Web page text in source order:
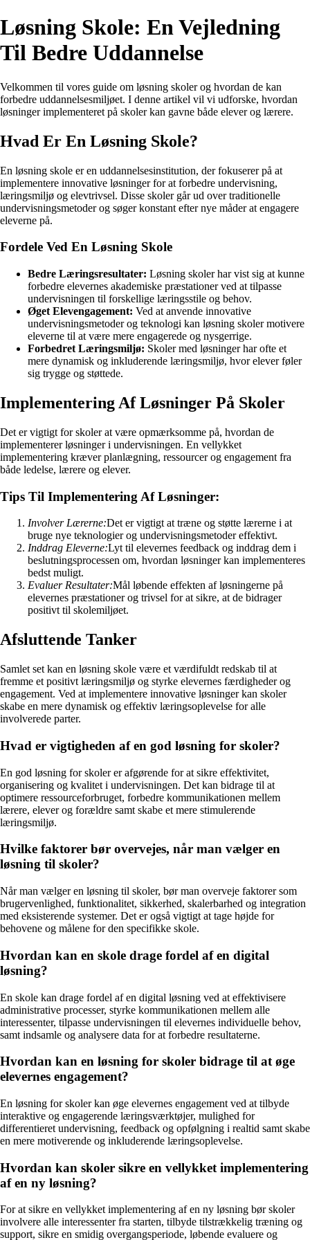
Løsning Skole: En Vejledning
Til Bedre Uddannelse
Velkommen til vores guide om løsning skoler og hvordan de kan
forbedre uddannelsesmiljøet. I denne artikel vil vi udforske, hvordan
løsninger implementeret på skoler kan gavne både elever og lærere.
Hvad Er En Løsning Skole?
En løsning skole er en uddannelsesinstitution, der fokuserer på at
implementere innovative løsninger for at forbedre undervisning,
læringsmiljø og elevtrivsel. Disse skoler går ud over traditionelle
undervisningsmetoder og søger konstant efter nye måder at engagere
eleverne på.
Fordele Ved En Løsning Skole
Bedre Læringsresultater: Løsning skoler har vist sig at kunne
forbedre elevernes akademiske præstationer ved at tilpasse
undervisningen til forskellige læringsstile og behov.
Øget Elevengagement: Ved at anvende innovative
undervisningsmetoder og teknologi kan løsning skoler motivere
eleverne til at være mere engagerede og nysgerrige.
Forbedret Læringsmiljø: Skoler med løsninger har ofte et
mere dynamisk og inkluderende læringsmiljø, hvor elever føler
sig trygge og støttede.
Implementering Af Løsninger På Skoler
Det er vigtigt for skoler at være opmærksomme på, hvordan de
implementerer løsninger i undervisningen. En vellykket
implementering kræver planlægning, ressourcer og engagement fra
både ledelse, lærere og elever.
Tips Til Implementering Af Løsninger:
Involver Lærerne:Det er vigtigt at træne og støtte lærerne i at
bruge nye teknologier og undervisningsmetoder effektivt.
Inddrag Eleverne:Lyt til elevernes feedback og inddrag dem i
beslutningsprocessen om, hvordan løsninger kan implementeres
bedst muligt.
Evaluer Resultater:Mål løbende effekten af løsningerne på
elevernes præstationer og trivsel for at sikre, at de bidrager
positivt til skolemiljøet.
Afsluttende Tanker
Samlet set kan en løsning skole være et værdifuldt redskab til at
fremme et positivt læringsmiljø og styrke elevernes færdigheder og
engagement. Ved at implementere innovative løsninger kan skoler
skabe en mere dynamisk og effektiv læringsoplevelse for alle
involverede parter.
Hvad er vigtigheden af en god løsning for skoler?
En god løsning for skoler er afgørende for at sikre effektivitet,
organisering og kvalitet i undervisningen. Det kan bidrage til at
optimere ressourceforbruget, forbedre kommunikationen mellem
lærere, elever og forældre samt skabe et mere stimulerende
læringsmiljø.
Hvilke faktorer bør overvejes, når man vælger en
løsning til skoler?
Når man vælger en løsning til skoler, bør man overveje faktorer som
brugervenlighed, funktionalitet, sikkerhed, skalerbarhed og integration
med eksisterende systemer. Det er også vigtigt at tage højde for
behovene og målene for den specifikke skole.
Hvordan kan en skole drage fordel af en digital
løsning?
En skole kan drage fordel af en digital løsning ved at effektivisere
administrative processer, styrke kommunikationen mellem alle
interessenter, tilpasse undervisningen til elevernes individuelle behov,
samt indsamle og analysere data for at forbedre resultaterne.
Hvordan kan en løsning for skoler bidrage til at øge
elevernes engagement?
En løsning for skoler kan øge elevernes engagement ved at tilbyde
interaktive og engagerende læringsværktøjer, mulighed for
differentieret undervisning, feedback og opfølgning i realtid samt skabe
en mere motiverende og inkluderende læringsoplevelse.
Hvordan kan skoler sikre en vellykket implementering
af en ny løsning?
For at sikre en vellykket implementering af en ny løsning bør skoler
involvere alle interessenter fra starten, tilbyde tilstrækkelig træning og
support, sikre en smidig overgangsperiode, løbende evaluere og